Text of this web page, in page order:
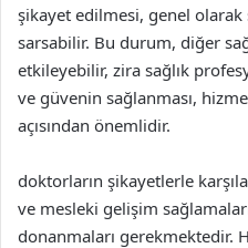
şikayet edilmesi, genel
sarsabilir. Bu durum, diğer
etkileyebilir, zira sağlık
ve güvenin sağlanması,
açısından önemlidir.
doktorların şikayetlerle
ve mesleki gelişim
donanmaları gerekmektedir.